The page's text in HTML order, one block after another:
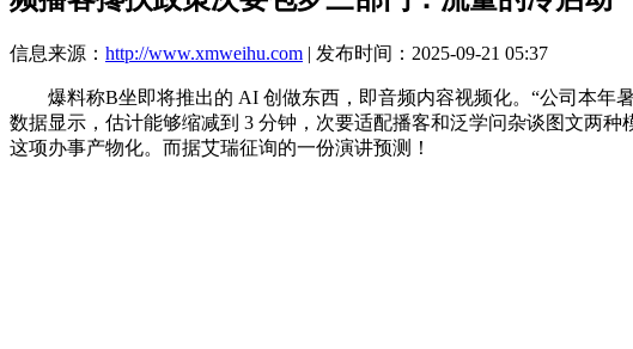
信息来源： http://www.xmweihu.com | 发布时间：2025-09-21 05:37
爆料称B坐即将推出的 AI 创做东西，即音频内容视频化。“公司本年暑
数据显示，估计能够缩减到 3 分钟，次要适配播客和泛学问杂谈图文两
这项办事产物化。而据艾瑞征询的一份演讲预测！